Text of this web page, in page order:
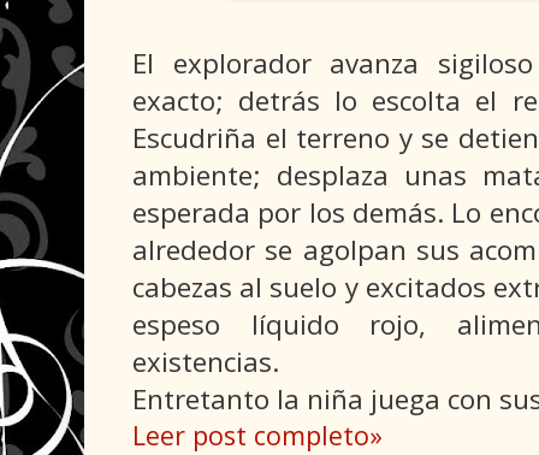
El explorador avanza
exacto; detrás lo escolta el
Escudriña el terreno y se
ambiente; desplaza unas
esperada por los demás. Lo
alrededor se agolpan sus
cabezas al suelo y excitados
espeso líquido rojo,
existencias.
Entretanto la niña juega con
Leer post completo»